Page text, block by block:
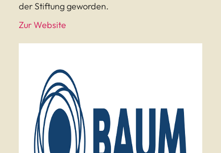
der Stiftung geworden.
Zur Website